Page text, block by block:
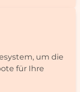
um die
für Ihre